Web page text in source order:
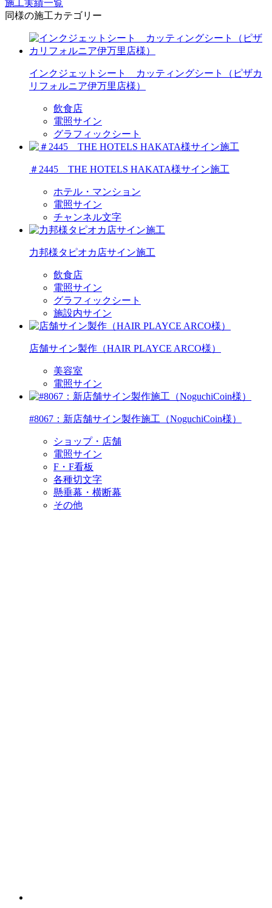
施工実績一覧
同様の施工カテゴリー
インクジェットシート カッティングシート（ピザカ
リフォルニア伊万里店様）
飲食店
電照サイン
グラフィックシート
＃2445 THE HOTELS HAKATA様サイン施工
ホテル・マンション
電照サイン
チャンネル文字
力邦様タピオカ店サイン施工
飲食店
電照サイン
グラフィックシート
施設内サイン
店舗サイン製作（HAIR PLAYCE ARCO様）
美容室
電照サイン
#8067：新店舗サイン製作施工（NoguchiCoin様）
ショップ・店舗
電照サイン
F・F看板
各種切文字
懸垂幕・横断幕
その他